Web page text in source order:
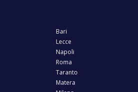
Bari
Lecce
Napoli
Roma
Taranto
Matera